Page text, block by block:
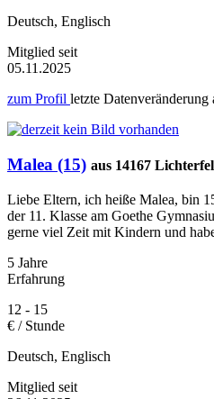
Deutsch, Englisch
Mitglied seit
05.11.2025
zum Profil letzte Datenveränderung
Malea (15) aus 14167
Liebe Eltern, ich heiße Malea, bin
der 11. Klasse am Goethe
gerne viel Zeit mit Kindern und
5 Jahre
Erfahrung
12 - 15
€ / Stunde
Deutsch, Englisch
Mitglied seit